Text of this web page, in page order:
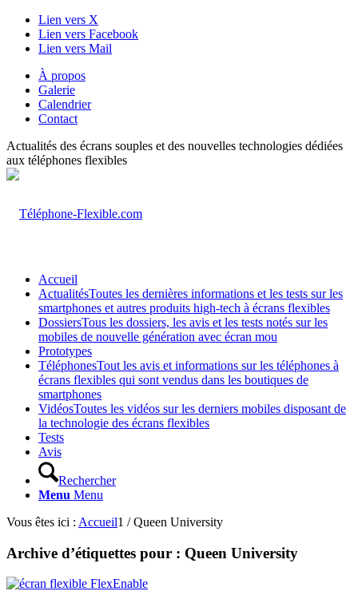
Lien vers X
Lien vers Facebook
Lien vers Mail
À propos
Galerie
Calendrier
Contact
Actualités des écrans souples et des nouvelles technologies dédiées
aux téléphones flexibles
Accueil
ActualitésToutes les dernières informations et les tests sur les
smartphones et autres produits high-tech à écrans flexibles
DossiersTous les dossiers, les avis et les tests notés sur les
mobiles de nouvelle génération avec écran mou
Prototypes
TéléphonesTout les avis et informations sur les téléphones à
écrans flexibles qui sont vendus dans les boutiques de
smartphones
VidéosToutes les vidéos sur les derniers mobiles disposant de
la technologie des écrans flexibles
Tests
Avis
Rechercher
Menu Menu
Vous êtes ici : Accueil1 / Queen University
Archive d’étiquettes pour : Queen University